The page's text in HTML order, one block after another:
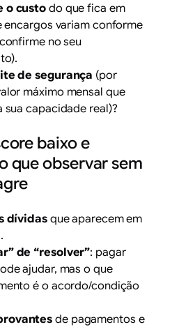
o custo do que fica em
encargos variam conforme
no seu
de segurança (por
máximo mensal que
sua capacidade real)?
baixo e
que observar sem
dívidasque aparecem em
.
de “resolver”: pagar
ajudar, mas o que
é o acordo/condição
de pagamentos e